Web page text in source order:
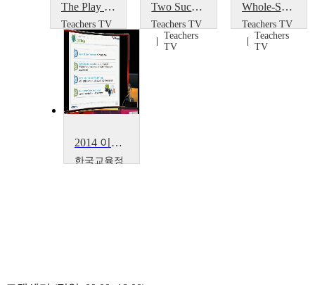
The Play Project
Teachers TV
Teachers
TV
Two Successful Projects
Teachers TV
Teachers
TV
Whole-School Portrait Project
Teachers TV
Teachers
TV
2014 이러닝 국제 콘퍼런스 : What is the Lessons from Education Support Project~
한국교육정